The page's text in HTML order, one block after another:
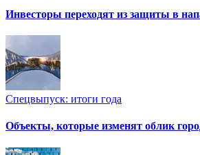
Инвесторы переходят из защиты в
Спецвыпуск: итоги года
Объекты, которые изменят облик